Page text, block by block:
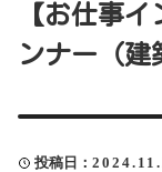
【お仕事
ンナー（建
投稿日